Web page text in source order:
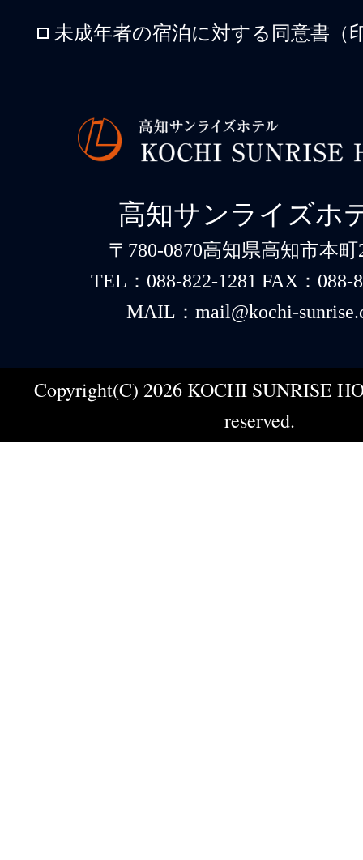
未成年者の宿泊に対する同意書（
高知サンライズホ
〒780-0870高知県高知市本町
TEL：088-822-1281 FAX：088-
MAIL：mail@kochi-
Copyright(C) 2026 KOCHI SUNRISE
reserved.